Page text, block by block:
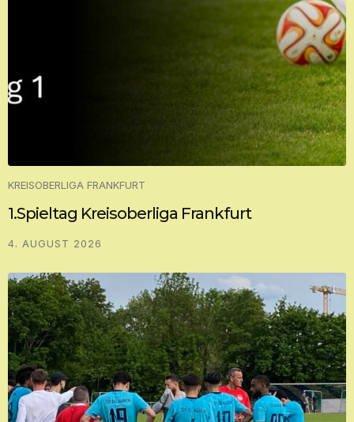
KREISOBERLIGA FRANKFURT
1.Spieltag Kreisoberliga Frankfurt
4. AUGUST 2026